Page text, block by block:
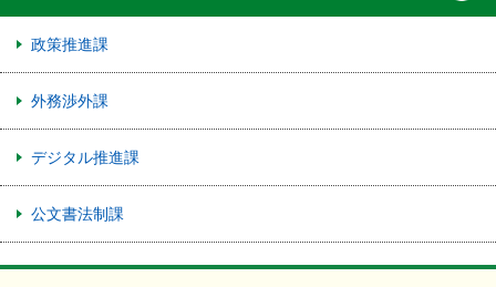
政策推進課
外務渉外課
デジタル推進課
公文書法制課